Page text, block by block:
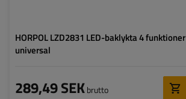
HORPOL LZD2831 LED-baklykta 4 funktioner
universal
289,49 SEKbrutto